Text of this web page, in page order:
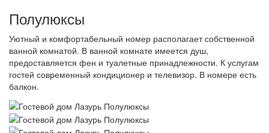
Полулюксы
Уютный и комфортабельный номер располагает собственной
ванной комнатой. В ванной комнате имеется душ,
предоставляется фен и туалетные принадлежности. К услугам
гостей современный кондиционер и телевизор. В номере есть
балкон.